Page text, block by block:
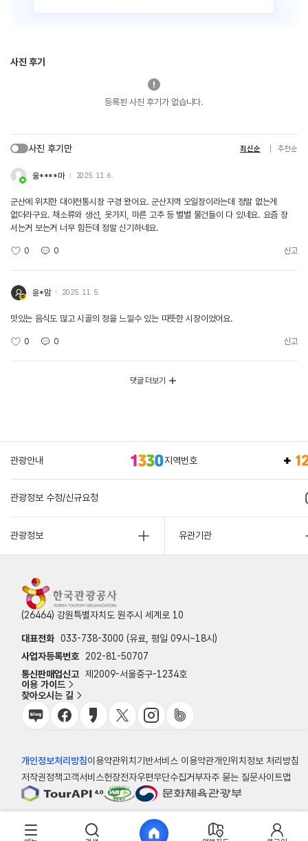
사진 후기
등록된 사진 후기가 없습니다.
사진 후기만 최신순 추천순
울****마 2025. 11. 6.
군산에 위치한 대야전통시장 구경 왔어요. 군산지역 오일장이라는데 정말 없는게
없더라구요. 채소류와 생선, 옷가지, 마른 고추 등 별별 물건들이 다 있네요. 요즘 장
서는거 보는거 너무 힘든데 정말 신기하네요.
0 0 신고
윤*맘 2025. 11. 5.
맛있는 음식도 많고 시골의 정을 느낄수 있는 따뜻한 시장이었어요.
0 0 신고
댓글 더보기
관광안내 지역번호
관광정보 수정/신규요청
관광정보 유관기관
(26464) 강원특별자치도 원주시 세계로 10
대표전화 033-738-3000 (유료, 평일 09시~18시)
사업자등록번호
202-81-50707
통신판매업신고 제2009-서울중구-1234호
이용 가이드
찾아오시는 길
개인정보처리방침이용약관위치기반서비스 이용약관개인위치정보 처리방침
저작권정책고객서비스헌장전자우편무단수집거부자주 묻는 질문사이트맵
© 한국관광공사